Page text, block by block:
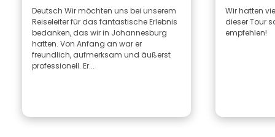
Deutsch Wir möchten uns bei unserem
Reiseleiter für das fantastische Erlebnis
bedanken, das wir in Johannesburg
hatten. Von Anfang an war er
freundlich, aufmerksam und äußerst
professionell. Er...
Wir hatten
dieser Tour
empfehlen!